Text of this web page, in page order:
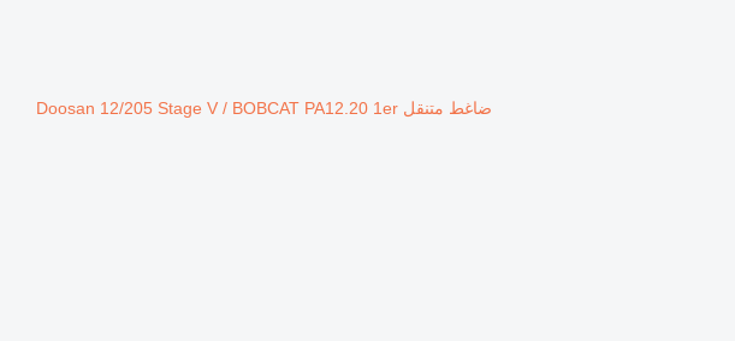
ضاغط متنقل Doosan 12/205 Stage V / BOBCAT PA12.20 1er